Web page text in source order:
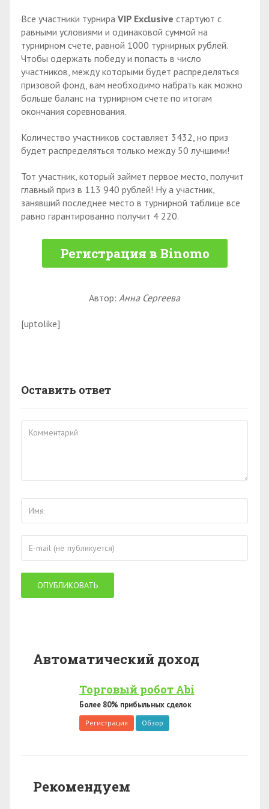
Все участники турнира VIP Exclusive стартуют с
равными условиями и одинаковой суммой на
турнирном счете, равной 1000 турнирных рублей.
Чтобы одержать победу и попасть в число
участников, между которыми будет распределяться
призовой фонд, вам необходимо набрать как можно
больше баланс на турнирном счете по итогам
окончания соревнования.
Количество участников составляет 3432, но приз
будет распределяться только между 50 лучшими!
Тот участник, который займет первое место, получит
главный приз в 113 940 рублей! Ну а участник,
занявший последнее место в турнирной таблице все
равно гарантированно получит 4 220.
Регистрация в Binomo
Автор: Анна Сергеева
[uptolike]
Оставить ответ
Автоматический доход
Торговый робот Abi
Более 80% прибыльных сделок
Регистрация Обзор
Рекомендуем